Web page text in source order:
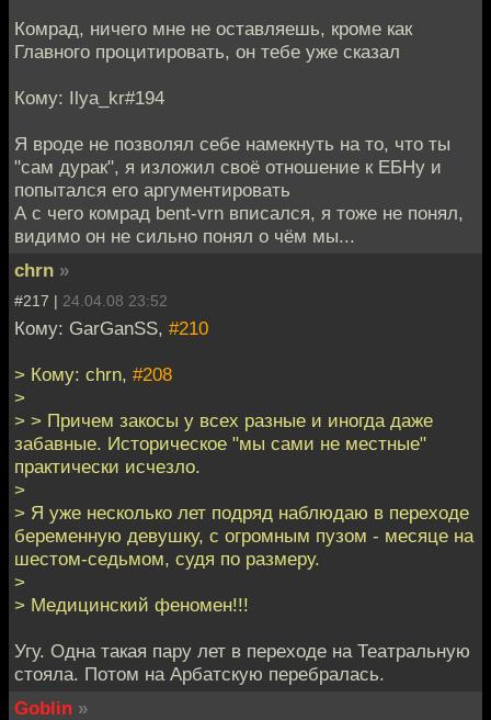
Комрад, ничего мне не оставляешь, кроме как
Главного процитировать, он тебе уже сказал
Кому: Ilya_kr#194
Я вроде не позволял себе намекнуть на то, что ты
"сам дурак", я изложил своё отношение к ЕБНу и
попытался его аргументировать
А с чего комрад bent-vrn вписался, я тоже не понял,
видимо он не сильно понял о чём мы...
chrn »
#217 | 24.04.08 23:52
Кому: GarGanSS, #210
> Кому: chrn, #208
>
> > Причем закосы у всех разные и иногда даже
забавные. Историческое "мы сами не местные"
практически исчезло.
>
> Я уже несколько лет подряд наблюдаю в переходе
беременную девушку, с огромным пузом - месяце на
шестом-седьмом, судя по размеру.
>
> Медицинский феномен!!!
Угу. Одна такая пару лет в переходе на Театральную
стояла. Потом на Арбатскую перебралась.
Goblin »